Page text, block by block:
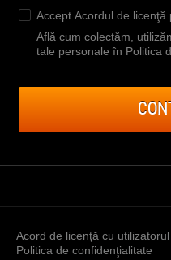
Accept Acordul de licenţă
Află cum colectăm,
tale personale în Politica
Acord de licență cu
Politica de confidenţialitate